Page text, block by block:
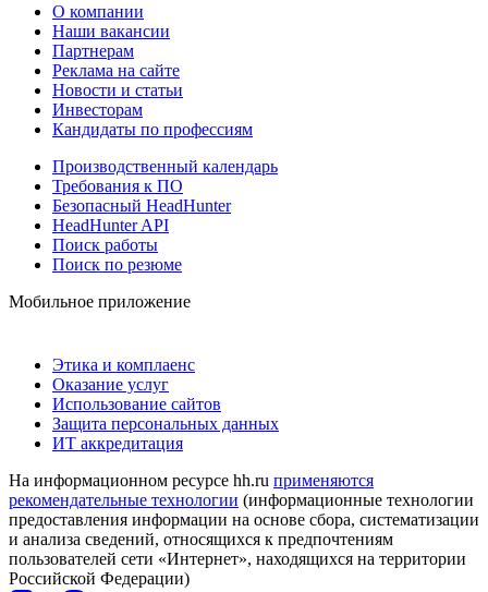
О компании
Наши вакансии
Партнерам
Реклама на сайте
Новости и статьи
Инвесторам
Кандидаты по профессиям
Производственный календарь
Требования к ПО
Безопасный HeadHunter
HeadHunter API
Поиск работы
Поиск по резюме
Мобильное приложение
Этика и комплаенс
Оказание услуг
Использование сайтов
Защита персональных данных
ИТ аккредитация
На информационном ресурсе hh.ru применяются
рекомендательные технологии (информационные технологии
предоставления информации на основе сбора, систематизации
и анализа сведений, относящихся к предпочтениям
пользователей сети «Интернет», находящихся на территории
Российской Федерации)